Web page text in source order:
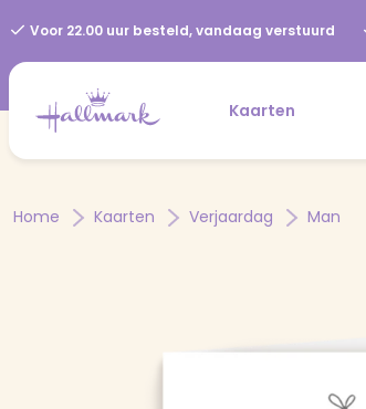
Voor 22.00 uur besteld, vandaag verstuurd
Kaarten
Home Kaarten Verjaardag Man